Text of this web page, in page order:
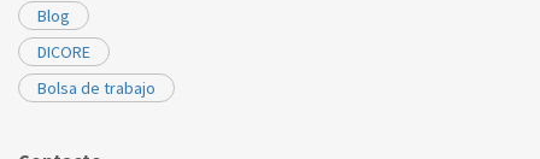
Blog
DICORE
Bolsa de trabajo